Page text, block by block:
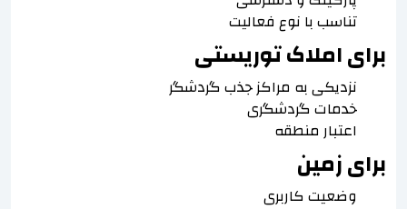
تناسب با نوع فعالیت
برای املاک توریستی
نزدیکی به مراکز جذب گردشگر
خدمات گردشگری
اعتبار منطقه
برای زمین
وضعیت کاربری